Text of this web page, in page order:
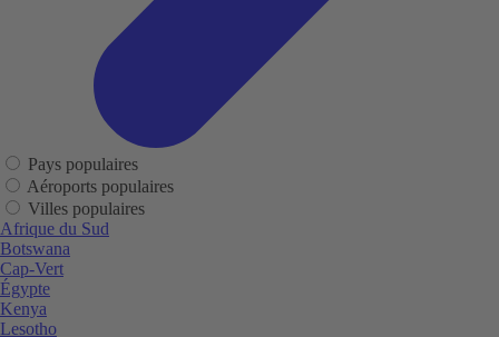
Pays populaires
Aéroports populaires
Villes populaires
Afrique du Sud
Botswana
Cap-Vert
Égypte
Kenya
Lesotho